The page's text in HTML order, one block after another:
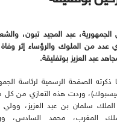
عبد المجيد تبون،
عدد من الملوك والرؤساء إثر
عبد العزيز بوتفليقة.
الصفحة الرسمية لرئاسة
وردت هذه التعازي من كل
الملك سلمان بن عبد العزيز،
المغرب، محمد السادس،